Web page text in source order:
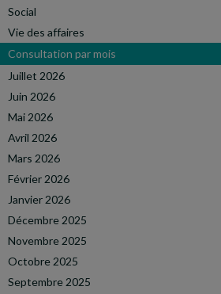
Social
Vie des affaires
Consultation par mois
Juillet 2026
Juin 2026
Mai 2026
Avril 2026
Mars 2026
Février 2026
Janvier 2026
Décembre 2025
Novembre 2025
Octobre 2025
Septembre 2025